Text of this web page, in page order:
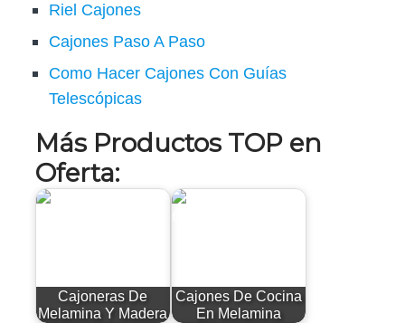
Riel Cajones
Cajones Paso A Paso
Como Hacer Cajones Con Guías
Telescópicas
Más Productos TOP en
Oferta:
Cajoneras De
Melamina Y Madera
Cajones De Cocina
En Melamina